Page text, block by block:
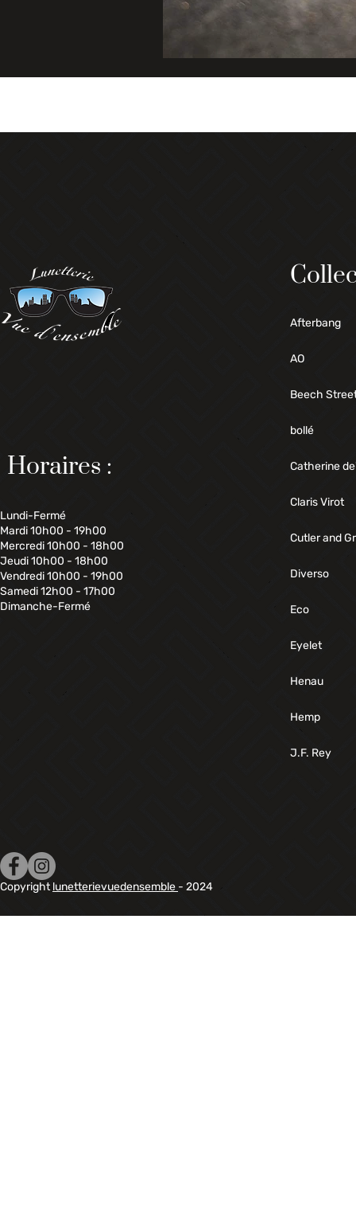
Horaires :
Lundi-Fermé
Mardi 10h00 - 19h00
Mercredi 10h00 - 18h00
Jeudi 10h00 - 18h00
Vendredi 10h00 - 19h00
Samedi 12h00 - 17h00
Dimanche-Fermé
Afterbang
AO
Beech
bollé
Catherine
Claris Virot
Cutler and
Diverso
Eco
Eyelet
Henau
Hemp
J.F. Rey
Copyrightlunetterievuedensemble - 2024